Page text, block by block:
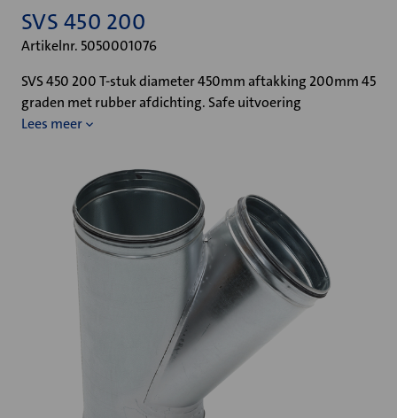
SVS 450 200
Artikelnr. 5050001076
SVS 450 200 T-stuk diameter 450mm aftakking 200mm 45
graden met rubber afdichting. Safe uitvoering
Lees meer